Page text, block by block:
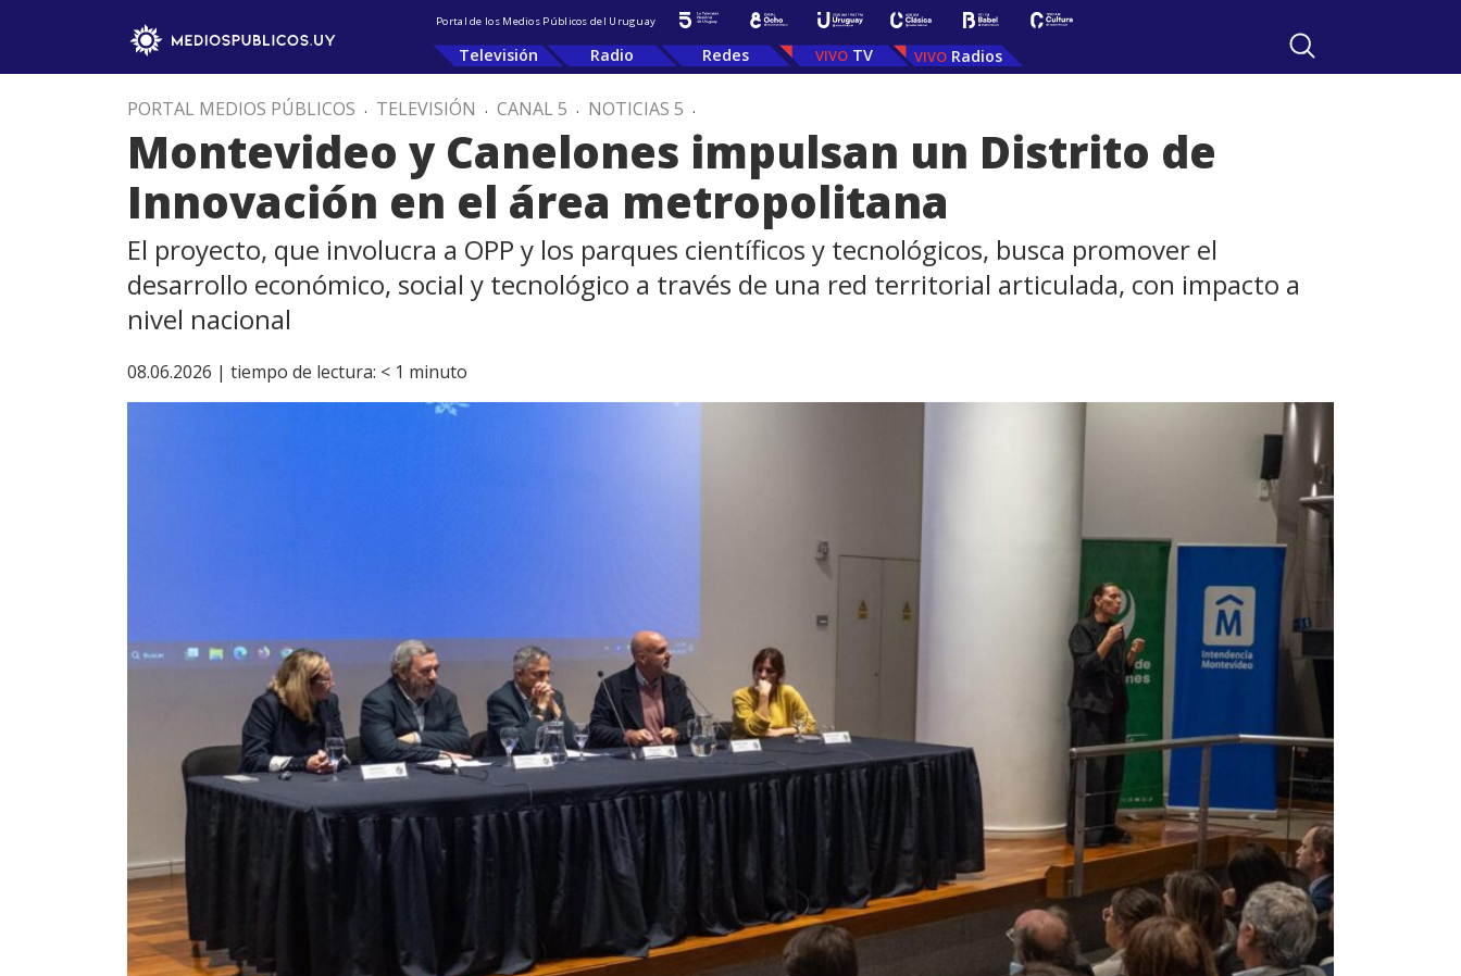
Portal de los Medios Públicos del Uruguay
Televisión Radio Redes TV Radios
PORTAL MEDIOS PÚBLICOS . TELEVISIÓN . CANAL 5 . NOTICIAS 5 .
Montevideo y Canelones impulsan un Distrito de
Innovación en el área metropolitana
El proyecto, que involucra a OPP y los parques científicos y tecnológicos, busca promover el
desarrollo económico, social y tecnológico a través de una red territorial articulada, con impacto a
nivel nacional
08.06.2026 | tiempo de lectura: < 1 minuto